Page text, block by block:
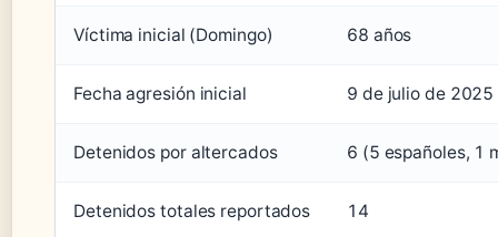
Víctima inicial (Domingo) 68 años
Fecha agresión inicial 9 de julio de 2025
Detenidos por altercados 6 (5 españoles, 1
Detenidos totales reportados 14